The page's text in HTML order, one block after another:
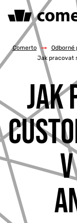
O NÁS
Comerto / Odborné
Jak pracovat
JAK